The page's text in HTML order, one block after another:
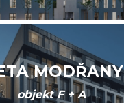
MODŘANY
objekt F + A